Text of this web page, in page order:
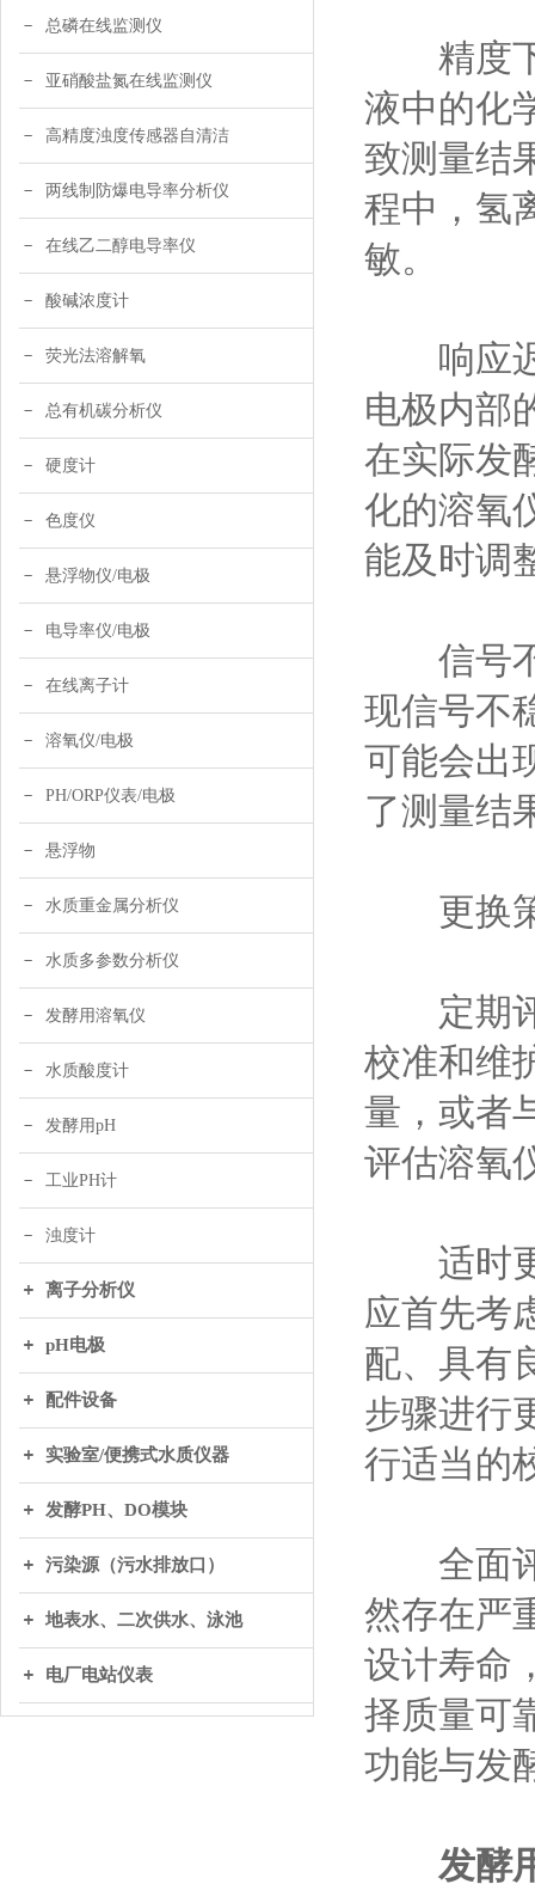
总磷在线监测仪
亚硝酸盐氮在线监测仪
高精度浊度传感器自清洁
两线制防爆电导率分析仪
在线乙二醇电导率仪
酸碱浓度计
荧光法溶解氧
总有机碳分析仪
硬度计
色度仪
悬浮物仪/电极
电导率仪/电极
在线离子计
溶氧仪/电极
PH/ORP仪表/电极
悬浮物
水质重金属分析仪
水质多参数分析仪
发酵用溶氧仪
水质酸度计
发酵用pH
工业PH计
浊度计
离子分析仪
pH电极
配件设备
实验室/便携式水质仪器
发酵PH、DO模块
污染源（污水排放口）
地表水、二次供水、泳池
电厂电站仪表
精度下
液中的化
致测量结
程中，氢
敏。
响应迟
电极内部
在实际发
化的溶氧
能及时调
信号不
现信号不
可能会出
了测量结
更换
定期评
校准和维
量，或者
评估溶氧
适时更
应首先考
配、具有
步骤进行
行适当的
全面评
然存在严
设计寿命
择质量可
功能与发
发酵